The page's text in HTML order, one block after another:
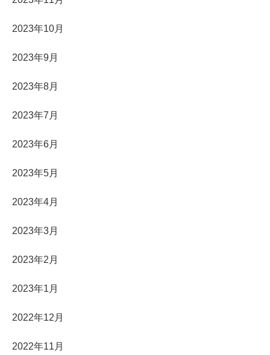
2023年10月
2023年9月
2023年8月
2023年7月
2023年6月
2023年5月
2023年4月
2023年3月
2023年2月
2023年1月
2022年12月
2022年11月